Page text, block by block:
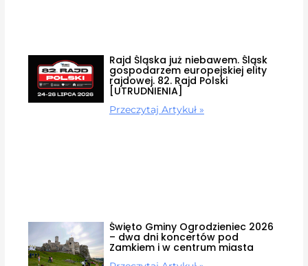
Rajd Śląska już niebawem. Śląsk
gospodarzem europejskiej elity
rajdowej. 82. Rajd Polski
[UTRUDNIENIA]
Przeczytaj Artykuł »
Święto Gminy Ogrodzieniec 2026
– dwa dni koncertów pod
Zamkiem i w centrum miasta